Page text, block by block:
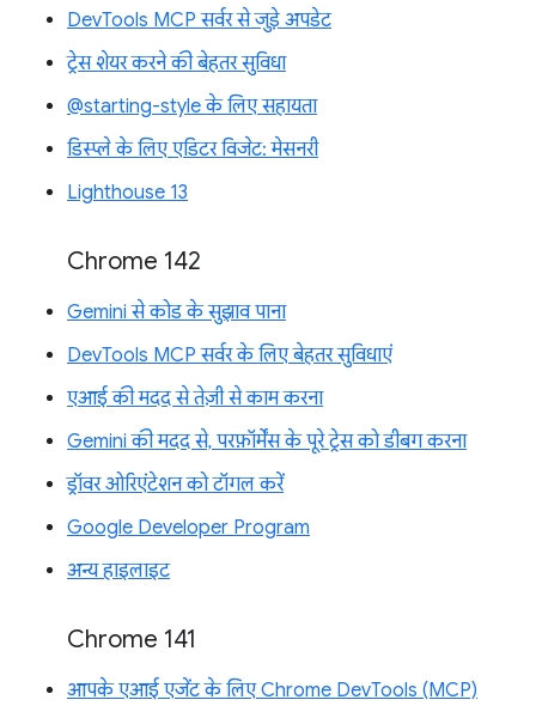
DevTools MCP सर्वर से जुड़े अपडेट
ट्रेस शेयर करने की बेहतर सुविधा
@starting-style के लिए सहायता
डिस्प्ले के लिए एडिटर विजेट: मेसनरी
Lighthouse 13
Chrome 142
Gemini से कोड के सुझाव पाना
DevTools MCP सर्वर के लिए बेहतर सुविधाएं
एआई की मदद से तेज़ी से काम करना
Gemini की मदद से, परफ़ॉर्मेंस के पूरे ट्रेस को डीबग करना
ड्रॉवर ओरिएंटेशन को टॉगल करें
Google Developer Program
अन्य हाइलाइट
Chrome 141
आपके एआई एजेंट के लिए Chrome DevTools (MCP)